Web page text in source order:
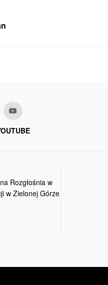
Rozgłośnia w
w Zielonej Górze